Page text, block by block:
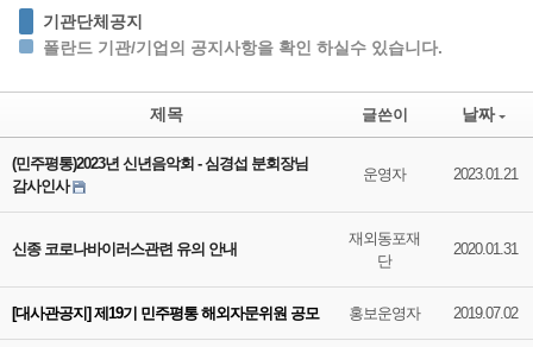
기관단체공지
폴란드 기관/기업의 공지사항을 확인 하실수 있습니다.
제목 글쓴이 날짜
(민주평통)2023년 신년음악회 - 심경섭 분회장님
감사인사
운영자 2023.01.21
신종 코로나바이러스관련 유의 안내
재외동포재
단
2020.01.31
[대사관공지] 제19기 민주평통 해외자문위원 공모 홍보운영자 2019.07.02